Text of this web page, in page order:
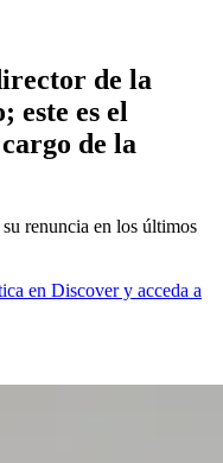
de la
es el
de la
renuncia en los últimos
en Discover y acceda a